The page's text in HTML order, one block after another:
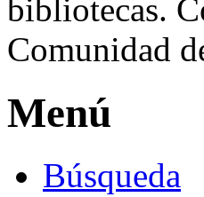
Menú
Búsqueda